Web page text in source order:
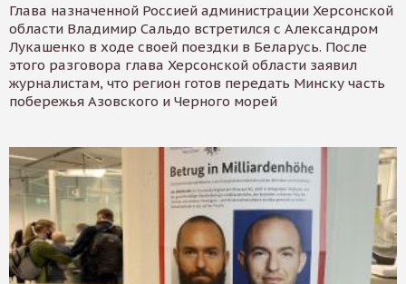
Глава назначенной Россией администрации Херсонской
области Владимир Сальдо встретился с Александром
Лукашенко в ходе своей поездки в Беларусь. После
этого разговора глава Херсонской области заявил
журналистам, что регион готов передать Минску часть
побережья Азовского и Черного морей